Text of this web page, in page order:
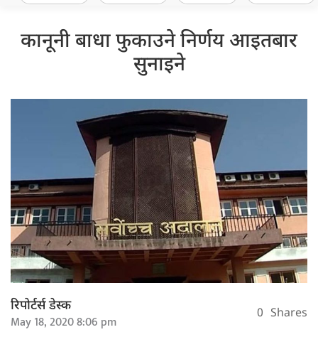
कानूनी बाधा फुकाउने निर्णय आइतबार
सुनाइने
रिपोर्टर्स डेस्क
May 18, 2020 8:06 pm 0 Shares